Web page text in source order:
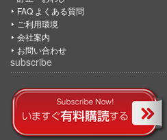
FAQ よくある質問
ご利用環境
会社案内
お問い合わせ
subscribe